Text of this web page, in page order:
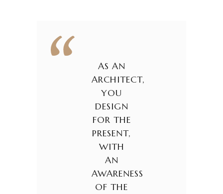
AS AN
ARCHITECT,
YOU
DESIGN
FOR THE
PRESENT,
WITH
AN
AWARENESS
OF THE